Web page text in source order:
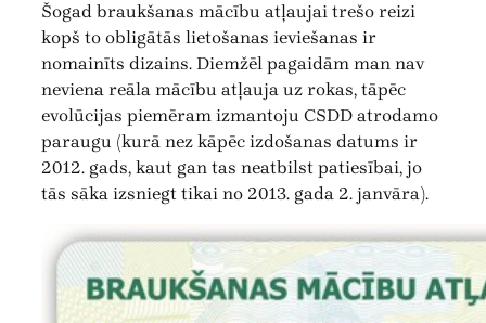
Šogad braukšanas mācību atļaujai trešo reizi
kopš to obligātās lietošanas ieviešanas ir
nomainīts dizains. Diemžēl pagaidām man nav
neviena reāla mācību atļauja uz rokas, tāpēc
evolūcijas piemēram izmantoju CSDD atrodamo
paraugu (kurā nez kāpēc izdošanas datums ir
2012. gads, kaut gan tas neatbilst patiesībai, jo
tās sāka izsniegt tikai no 2013. gada 2. janvāra).